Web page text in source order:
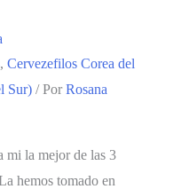
, Cervezefilos Corea del
Sur) / Por Rosana
mi la mejor de las 3
hemos tomado en